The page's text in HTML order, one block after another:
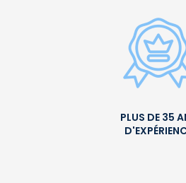
PLUS DE 35